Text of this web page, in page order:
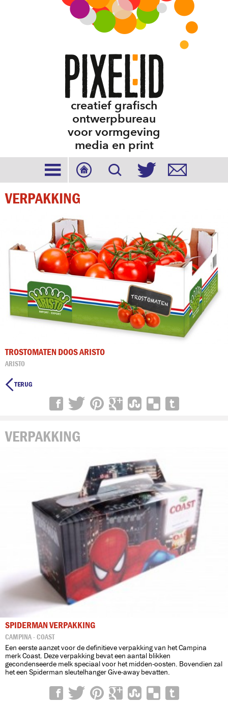
creatief grafisch
ontwerpbureau
voor vormgeving
media en print
    
VERPAKKING
TROSTOMATEN DOOS ARISTO
ARISTO

VERPAKKING
SPIDERMAN VERPAKKING
CAMPINA - COAST
Een eerste aanzet voor de definitieve verpakking van het Campina
merk Coast. Deze verpakking bevat een aantal blikken
gecondenseerde melk speciaal voor het midden-oosten. Bovendien zal
het een Spiderman sleutelhanger Give-away bevatten.